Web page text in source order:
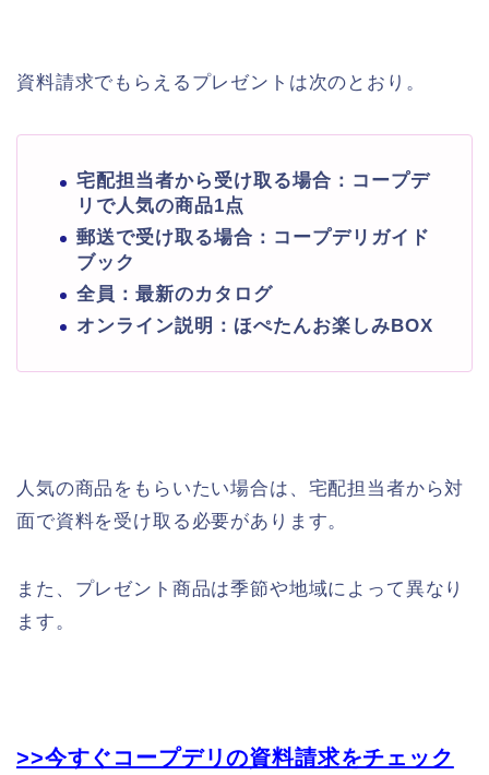
資料請求でもらえるプレゼントは次のとおり。
宅配担当者から受け取る場合：コープデ
リで人気の商品1点
郵送で受け取る場合：コープデリガイド
ブック
全員：最新のカタログ
オンライン説明：ほぺたんお楽しみBOX
人気の商品をもらいたい場合は、宅配担当者から対
面で資料を受け取る必要があります。
また、プレゼント商品は季節や地域によって異なり
ます。
>>今すぐコープデリの資料請求をチェック